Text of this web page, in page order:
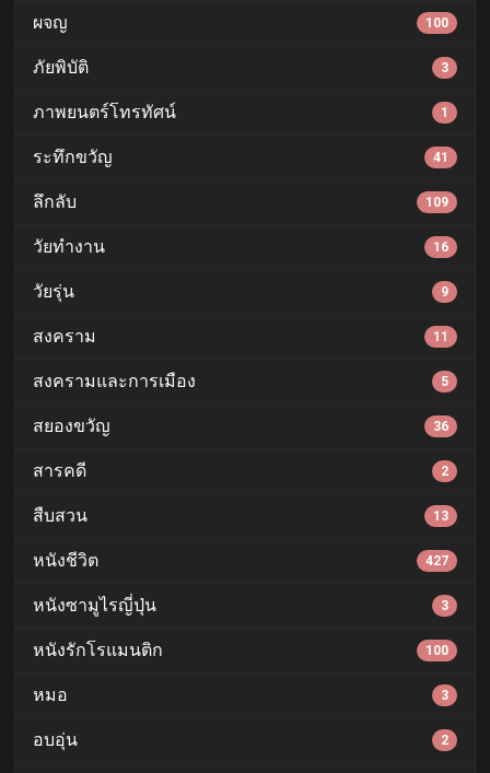
ผจญ 100
ภัยพิบัติ 3
ภาพยนตร์โทรทัศน์ 1
ระทึกขวัญ 41
ลึกลับ 109
วัยทำงาน 16
วัยรุ่น 9
สงคราม 11
สงครามและการเมือง 5
สยองขวัญ 36
สารคดี 2
สืบสวน 13
หนังชีวิต 427
หนังซามูไรญี่ปุ่น 3
หนังรักโรแมนติก 100
หมอ 3
อบอุ่น 2